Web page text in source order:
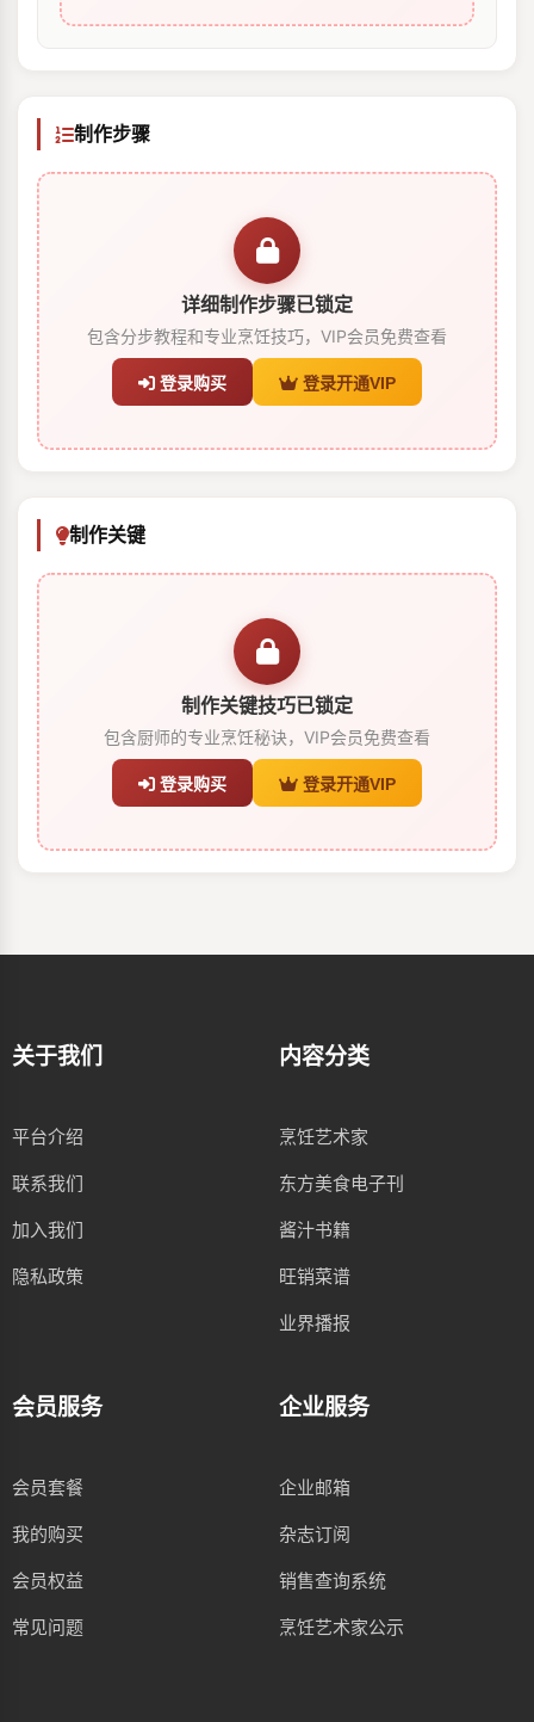
制作步骤
详细制作步骤已锁定
包含分步教程和专业烹饪技巧，VIP会员免费查看
登录购买 登录开通VIP
制作关键
制作关键技巧已锁定
包含厨师的专业烹饪秘诀，VIP会员免费查看
登录购买 登录开通VIP
关于我们
平台介绍
联系我们
加入我们
隐私政策
内容分类
烹饪艺术家
东方美食电子刊
酱汁书籍
旺销菜谱
业界播报
会员服务
会员套餐
我的购买
会员权益
常见问题
企业服务
企业邮箱
杂志订阅
销售查询系统
烹饪艺术家公示